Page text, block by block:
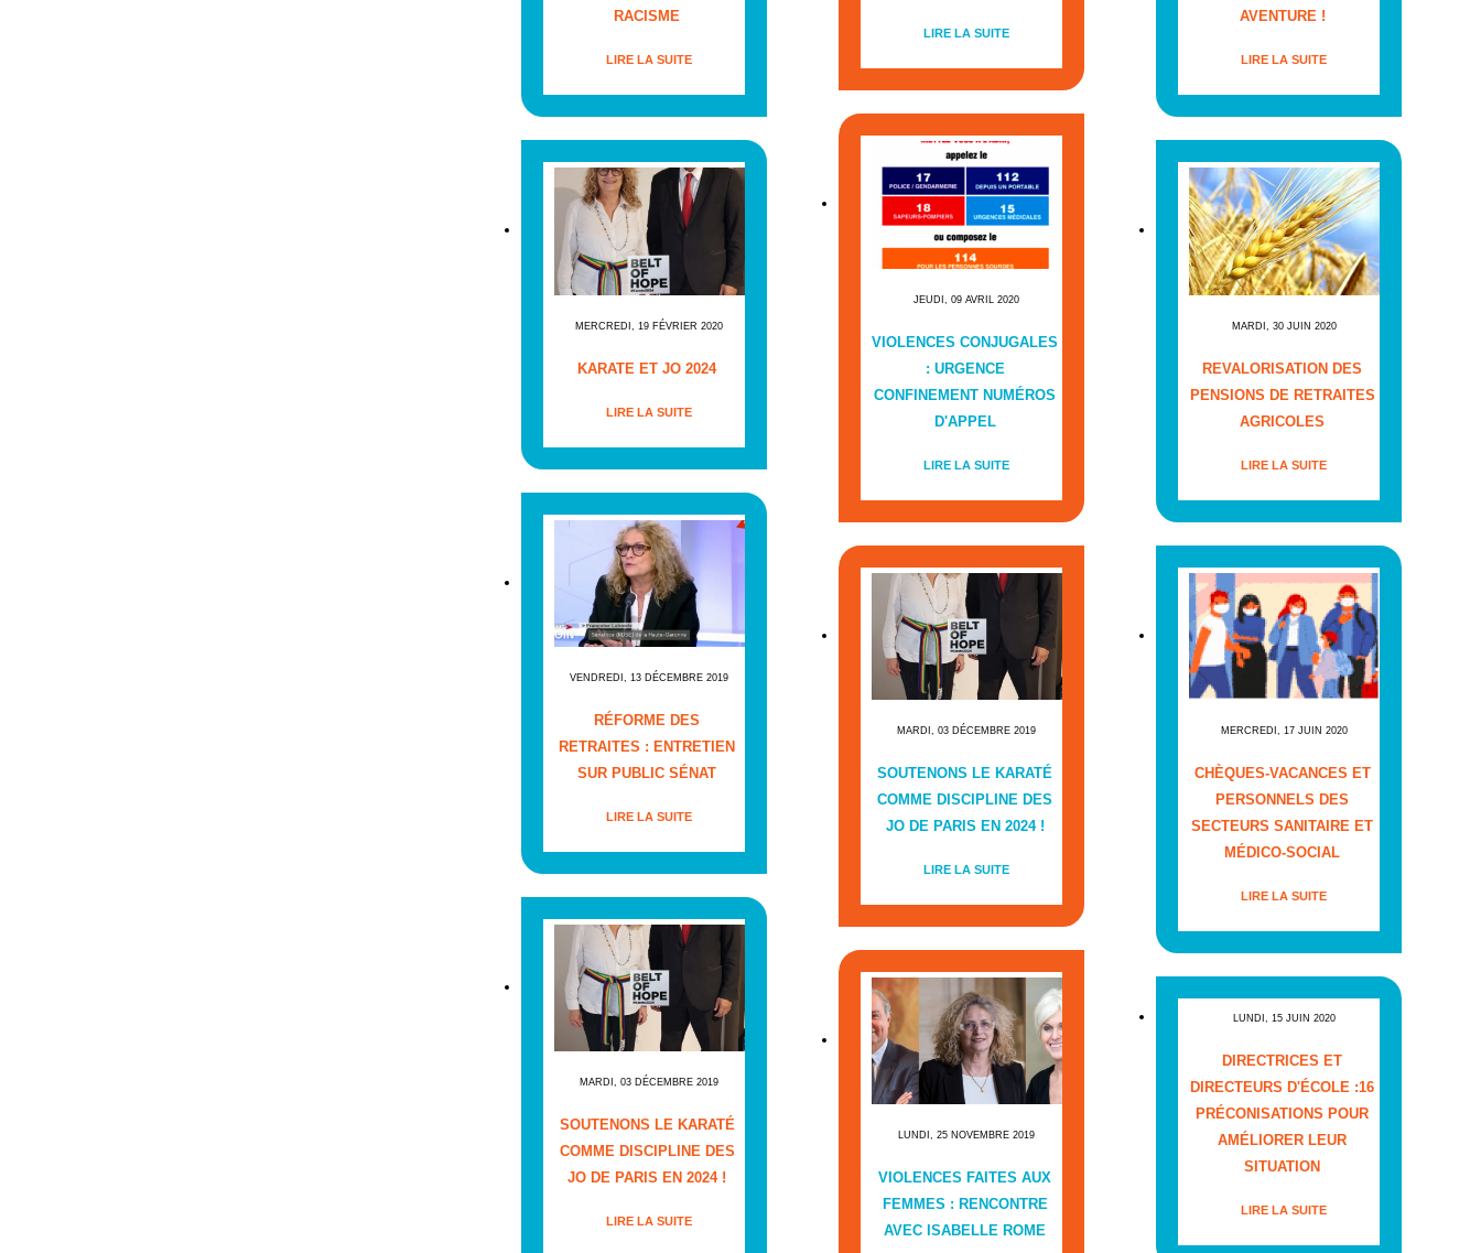
RACISME
LIRE LA SUITE
MERCREDI, 19 FÉVRIER 2020
KARATE ET JO 2024
LIRE LA SUITE
VENDREDI, 13 DÉCEMBRE 2019
RÉFORME DES
RETRAITES : ENTRETIEN
SUR PUBLIC SÉNAT
LIRE LA SUITE
MARDI, 03 DÉCEMBRE 2019
SOUTENONS LE KARATÉ
COMME DISCIPLINE DES
JO DE PARIS EN 2024 !
LIRE LA SUITE
LIRE LA SUITE
JEUDI, 09 AVRIL 2020
VIOLENCES CONJUGALES
: URGENCE
CONFINEMENT NUMÉROS
D'APPEL
LIRE LA SUITE
MARDI, 03 DÉCEMBRE 2019
SOUTENONS LE KARATÉ
COMME DISCIPLINE DES
JO DE PARIS EN 2024 !
LIRE LA SUITE
LUNDI, 25 NOVEMBRE 2019
VIOLENCES FAITES AUX
FEMMES : RENCONTRE
AVEC ISABELLE ROME
AVENTURE !
LIRE LA SUITE
MARDI, 30 JUIN 2020
REVALORISATION DES
PENSIONS DE RETRAITES
AGRICOLES
LIRE LA SUITE
MERCREDI, 17 JUIN 2020
CHÈQUES-VACANCES ET
PERSONNELS DES
SECTEURS SANITAIRE ET
MÉDICO-SOCIAL
LIRE LA SUITE
LUNDI, 15 JUIN 2020
DIRECTRICES ET
DIRECTEURS D'ÉCOLE :16
PRÉCONISATIONS POUR
AMÉLIORER LEUR
SITUATION
LIRE LA SUITE